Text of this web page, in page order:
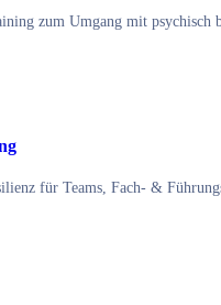
zum Umgang mit psychisch
für Teams, Fach- &